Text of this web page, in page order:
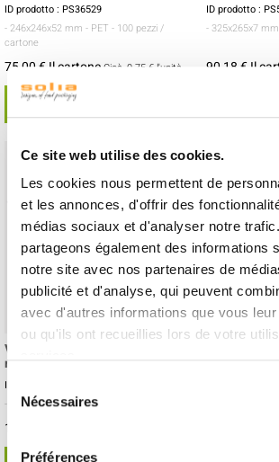
Ce site web utilise des cookies.
Les cookies nous permettent de
et les annonces, d'offrir des
médias sociaux et d'analyser notre
partageons également des informations
notre site avec nos partenaires de
publicité et d'analyse, qui peuvent
avec d'autres informations que vous
ou qu'ils ont recueillies lors de votre
du
consentement
Nécessaires
Préférences
ID prodotto : PS36529
- 246x246x52 mm - PET - 100 pezzi /
cartone
75,00 € Il cartoneCioè 0.75 €l'unità
SCOPRI DI PIÙ
ID prodotto :
- 325x265x7 mm
90,18 € Il
Vassoio da portata da 530 x 325
mm
ID prodotto : PS52600
- 530x325x7 mm- ABS
111,05 € Il cartone
Vassoio